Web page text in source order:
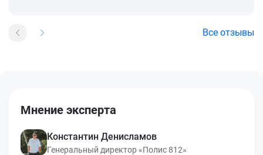
Все отзывы
Мнение эксперта
Константин Денисламов
Генеральный директор «Полис 812»